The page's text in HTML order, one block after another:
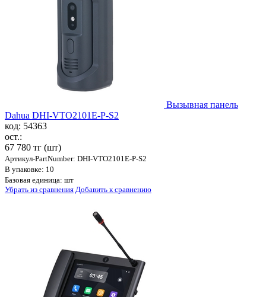
Вызывная панель
Dahua DHI-VTO2101E-P-S2
код: 54363
ост.:
67 780 тг (шт)
Артикул-PartNumber: DHI-VTO2101E-P-S2
В упаковке: 10
Базовая единица: шт
Убрать из сравнения Добавить к сравнению